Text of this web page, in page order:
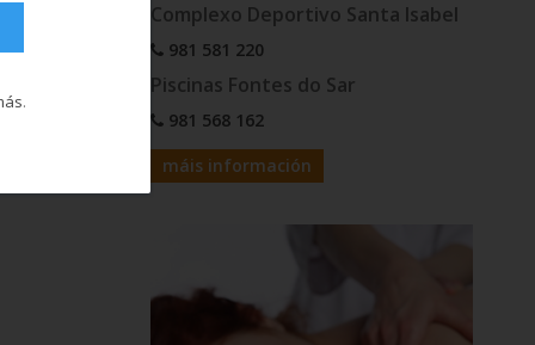
Complexo Deportivo Santa Isabel
981 581 220
Piscinas Fontes do Sar
981 568 162
máis información
.